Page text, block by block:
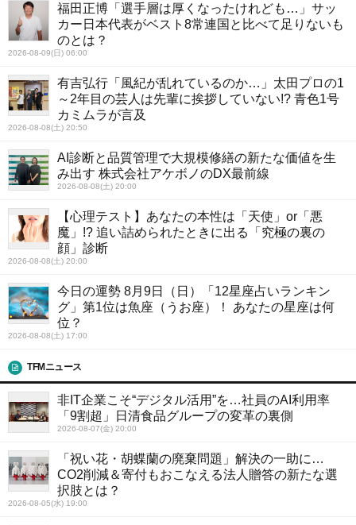
福田正博「選手層は厚くなったけれども…」サッ
カー日本代表がベスト8常連国と比べて足りないも
のとは？
2026-08-09(日) 06:00
有吉弘行「風紀が乱れているのか…」太田プロの1
～2年目の芸人は先輩に挨拶していない!? 青色1号
カミムラが言及
2026-08-08(土) 20:50
AI診断と品質管理で大規模修繕の新たな価値を生
み出す 株式会社アケボノのDX最前線
2026-08-08(土) 20:00
【心理テスト】あなたの本性は「天使」or「悪
魔」!? 追い詰められたときに出る「究極の裏の
顔」診断
2026-08-08(土) 20:00
今日の運勢 8月9日（日）「12星座占いランキン
グ」第1位は魚座（うお座）！ あなたの星座は何
位？
2026-08-08(土) 17:00
TFMニュース
非IT企業こそ“デジタル活用”を…社員のAI利用率
「9割超」日清食品グループの変革の裏側
2026-08-07(金) 20:00
「祝い花・胡蝶蘭の廃棄問題」解決の一助に…
CO2削減＆寄付もおこなえる法人贈答の新たな選
択肢とは？
2026-08-05(水) 19:00